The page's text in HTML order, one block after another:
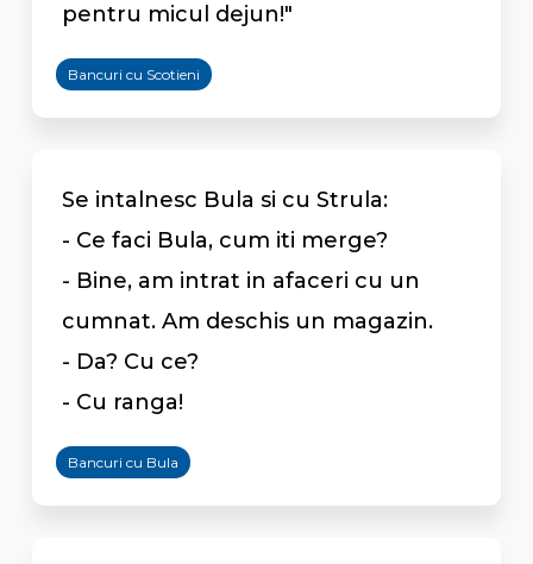
pentru micul dejun!"
Bancuri cu Scotieni
Se intalnesc Bula si cu Strula:
- Ce faci Bula, cum iti merge?
- Bine, am intrat in afaceri cu un
cumnat. Am deschis un magazin.
- Da? Cu ce?
- Cu ranga!
Bancuri cu Bula